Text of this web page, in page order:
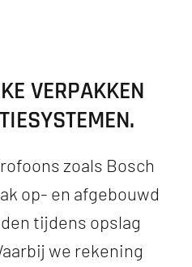
VERPAKKEN
zoals Bosch
op- en afgebouwd
tijdens opslag
we rekening